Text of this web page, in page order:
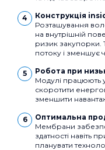
Конструкція
Розташування
на внутрішній
ризик закупорки.
потоку і зменшує
Робота при
Модулі працюють
скоротити
зменшити
Оптимальна
Мембрани
здатності навіть
планувати